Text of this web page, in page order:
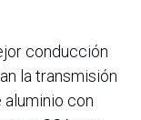
conducción
la transmisión
aluminio con